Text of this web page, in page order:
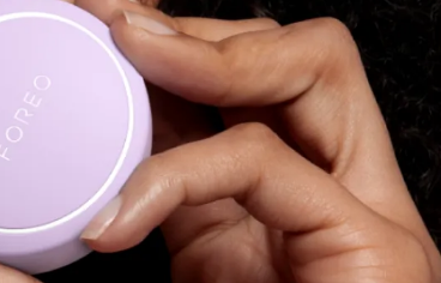
Mina adresser
Mina prenumerationer